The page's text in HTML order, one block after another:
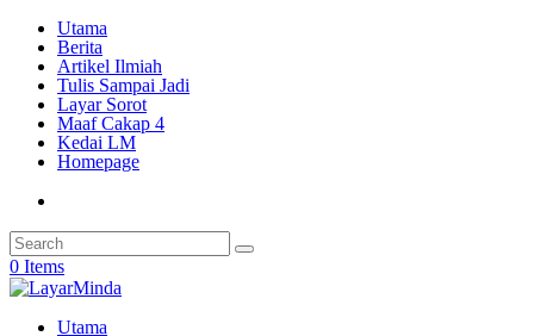
Utama
Berita
Artikel Ilmiah
Tulis Sampai Jadi
Layar Sorot
Maaf Cakap 4
Kedai LM
Homepage
0 Items
Utama